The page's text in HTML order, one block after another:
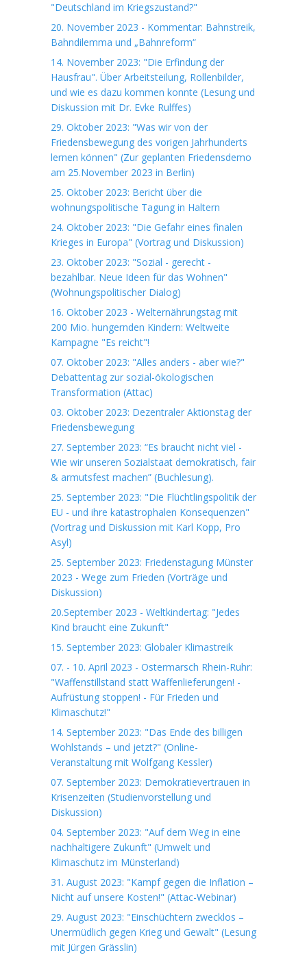
"Deutschland im Kriegszustand?"
20. November 2023 - Kommentar: Bahnstreik,
Bahndilemma und „Bahnreform“
14. November 2023: "Die Erfindung der
Hausfrau". Über Arbeitsteilung, Rollenbilder,
und wie es dazu kommen konnte (Lesung und
Diskussion mit Dr. Evke Rulffes)
29. Oktober 2023: "Was wir von der
Friedensbewegung des vorigen Jahrhunderts
lernen können" (Zur geplanten Friedensdemo
am 25.November 2023 in Berlin)
25. Oktober 2023: Bericht über die
wohnungspolitische Tagung in Haltern
24. Oktober 2023: "Die Gefahr eines finalen
Krieges in Europa" (Vortrag und Diskussion)
23. Oktober 2023: "Sozial - gerecht -
bezahlbar. Neue Ideen für das Wohnen"
(Wohnungspolitischer Dialog)
16. Oktober 2023 - Welternährungstag mit
200 Mio. hungernden Kindern: Weltweite
Kampagne "Es reicht"!
07. Oktober 2023: "Alles anders - aber wie?"
Debattentag zur sozial-ökologischen
Transformation (Attac)
03. Oktober 2023: Dezentraler Aktionstag der
Friedensbewegung
27. September 2023: “Es braucht nicht viel -
Wie wir unseren Sozialstaat demokratisch, fair
& armutsfest machen” (Buchlesung).
25. September 2023: "Die Flüchtlingspolitik der
EU - und ihre katastrophalen Konsequenzen"
(Vortrag und Diskussion mit Karl Kopp, Pro
Asyl)
25. September 2023: Friedenstagung Münster
2023 - Wege zum Frieden (Vorträge und
Diskussion)
20.September 2023 - Weltkindertag: "Jedes
Kind braucht eine Zukunft"
15. September 2023: Globaler Klimastreik
07. - 10. April 2023 - Ostermarsch Rhein-Ruhr:
"Waffenstillstand statt Waffenlieferungen! -
Aufrüstung stoppen! - Für Frieden und
Klimaschutz!"
14. September 2023: "Das Ende des billigen
Wohlstands – und jetzt?" (Online-
Veranstaltung mit Wolfgang Kessler)
07. September 2023: Demokratievertrauen in
Krisenzeiten (Studienvorstellung und
Diskussion)
04. September 2023: "Auf dem Weg in eine
nachhaltigere Zukunft" (Umwelt und
Klimaschutz im Münsterland)
31. August 2023: "Kampf gegen die Inflation –
Nicht auf unsere Kosten!" (Attac-Webinar)
29. August 2023: "Einschüchtern zwecklos –
Unermüdlich gegen Krieg und Gewalt" (Lesung
mit Jürgen Grässlin)